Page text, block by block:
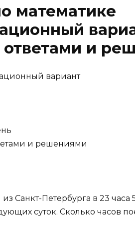
математике
ответами и
вариант
и решениями
из Санкт-Петербурга в 23
суток. Сколько часов